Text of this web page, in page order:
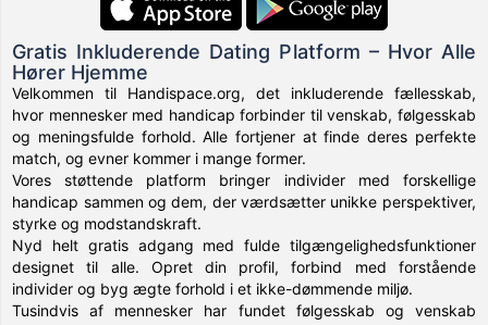
Gratis Inkluderende Dating Platform – Hvor Alle
Hører Hjemme
Velkommen til Handispace.org, det inkluderende fællesskab,
hvor mennesker med handicap forbinder til venskab, følgesskab
og meningsfulde forhold. Alle fortjener at finde deres perfekte
match, og evner kommer i mange former.
Vores støttende platform bringer individer med forskellige
handicap sammen og dem, der værdsætter unikke perspektiver,
styrke og modstandskraft.
Nyd helt gratis adgang med fulde tilgængelighedsfunktioner
designet til alle. Opret din profil, forbind med forstående
individer og byg ægte forhold i et ikke-dømmende miljø.
Tusindvis af mennesker har fundet følgesskab og venskab